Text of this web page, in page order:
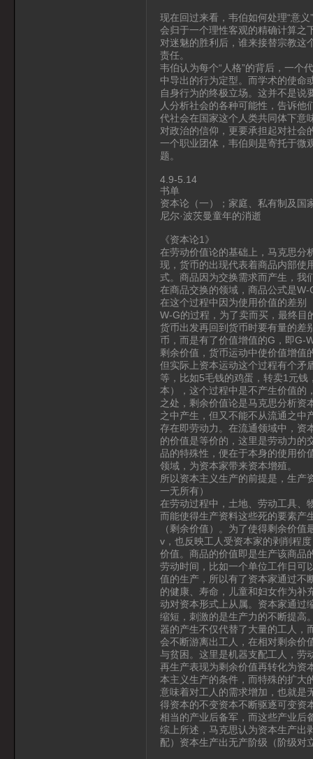
现在回过来看，韦伯如何处理“意
会归于一个理性客观的精确计算之
对迷魅的胜利后，谁来接替宗教这
责任。
韦伯认为每个“人格”的背后，一个
中导出的行为定型。而学术的使命
自身行为的终极立场。这并不是说
人分析社会的各种可能性，告诉他
代社会在国家这个人类共同体下意
对政治的信仰，更要承担起对社会
一个职业团体，韦伯则是寄托于
题。
4.9-5.14
书单
资本论（一）；家庭、私有制及国
尼尔·波茨曼童年的消逝
《资本论1》
在劳动价值论的基础上，马克思分
现，货币的出现代表着商品内部使
式。商品因为交换需求而产生，我
在商品交换的领域，商品公式是
在这个过程中因为使用价值的差别
W-G的过程，为了卖而买，最终目
货币出发再回到货币时要有量的差
币，而是有了价值增值的G，即G-
剩余价值，货币运动中使价值增值
但实际上资本运动这个过程有个矛
等，比如5毛钱的鸡蛋，转卖1元
本），这个过程中是不产生价值的
之处，剩余价值论是马克思分析资
之中产生，但又不能不从流通之中
存在即劳动力。在流通领域中，资
的价值是等价的，这里是劳动力的
品的特殊性，便在于本身的使用价
领域，为资本家带来资本增殖。
所以资本主义生产的前提是，生产
一无所有）
在劳动过程中，土地、劳动工具、
而能使得生产资料这些死的要素产
（剩余价值）。为了使得剩余价
v，也反映工人受资本家的剥削程
价值。商品的价值即是生产该商品
劳动时间，比如一个单位工作日可
值的生产，所以有了资本家通过不
的健康、寿命，儿童和妇女作为补
动对资本形式上从属。资本家通过
缩短，刺激的是生产力的不断提高
器的产生不仅代替了大量的工人，
会不断游离出工人，在相对剩余价
与贫困。这里是机器支配工人，劳
再生产表现为剩余价值再转化为资
本主义生产的条件，而特殊的扩大
意味着对工人的需求增加，也就是
得资本的不变资本不断驱逐可变资
相当的产业后备军，而这些产业后
综上所述，马克思认为资本生产出
配）资本生产出无产阶级（阶级对